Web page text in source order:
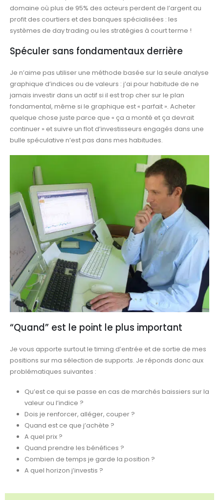
domaine où plus de 95% des acteurs perdent de l’argent au
profit des courtiers et des banques spécialisées : les
systèmes de day trading ou les stratégies à court terme !
Spéculer sans fondamentaux derrière
Je n’aime pas utiliser une méthode basée sur la seule analyse
graphique d’indices ou de valeurs : j’ai pour habitude de ne
jamais investir dans un actif si il est trop cher sur le plan
fondamental, même si le graphique est « parfait ». Acheter
quelque chose juste parce que « ça a monté et ça devrait
continuer » et suivre un flot d’investisseurs engagés dans une
bulle spéculative n’est pas dans mes habitudes.
“Quand” est le point le plus important
Je vous apporte surtout le timing d’entrée et de sortie de mes
positions sur ma sélection de supports. Je réponds donc aux
problématiques suivantes :
Qu’est ce qui se passe en cas de marchés baissiers sur la
valeur ou l’indice ?
Dois je renforcer, alléger, couper ?
Quand est ce que j’achète ?
A quel prix ?
Quand prendre les bénéfices ?
Combien de temps je garde la position ?
A quel horizon j’investis ?